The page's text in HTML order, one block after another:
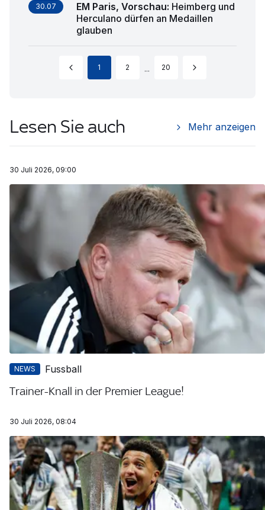
30.07 EM Paris, Vorschau: Heimberg und
Herculano dürfen an Medaillen
glauben
1 2 ... 20
Lesen Sie auch Mehr anzeigen
30 Juli 2026, 09:00
NEWS Fussball
Trainer-Knall in der Premier League!
30 Juli 2026, 08:04